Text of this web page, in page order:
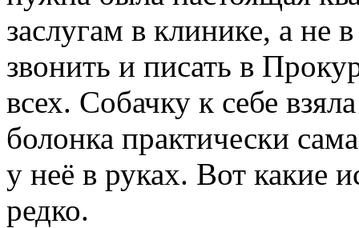
заслугам в клинике, а
звонить и писать в
всех. Собачку к себе
болонка практически
у неё в руках. Вот какие
редко.